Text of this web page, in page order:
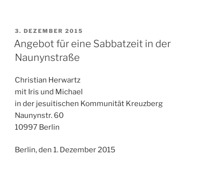
VERÖFFENTLICHT
AM
3. DEZEMBER 2015
Angebot für eine Sabbatzeit in der
Naunynstraße
Christian Herwartz
mit Iris und Michael
in der jesuitischen Kommunität Kreuzberg
Naunynstr. 60
10997 Berlin
Berlin, den 1. Dezember 2015